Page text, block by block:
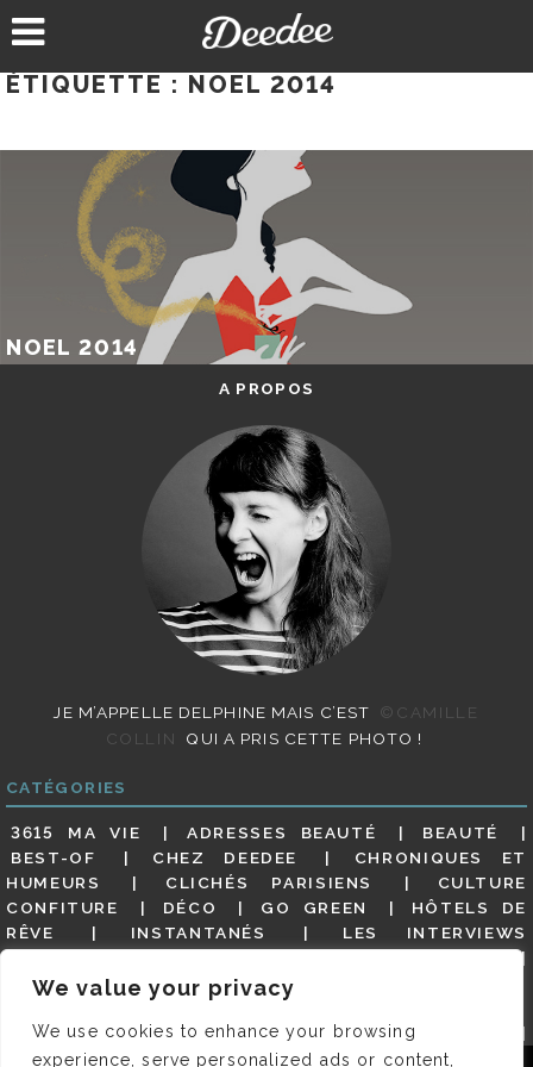
We value your privacy
We use cookies to enhance your browsing
experience, serve personalized ads or content,
au
ÉTIQUETTE : NOEL 2014
NOEL 2014
A PROPOS
JE M’APPELLE DELPHINE MAIS C’EST
©CAMILLE
COLLIN
QUI A PRIS CETTE PHOTO !
CATÉGORIES
3615 MA VIE ADRESSES BEAUTÉ
BEAUTÉ
BEST-OF
CHEZ DEEDEE
CHRONIQUES ET
HUMEURS
CLICHÉS PARISIENS
CULTURE
CONFITURE
DÉCO GO GREEN
HÔTELS DE
RÊVE
INSTANTANÉS
LES INTERVIEWS
MES ADRESSES
MODE NON CLASSÉ
GUIDE
PARIS EN PHOTOS
RESTAURANTS
REVUE DE PRESSE DÉTAILLÉE, SIOU PLAIT